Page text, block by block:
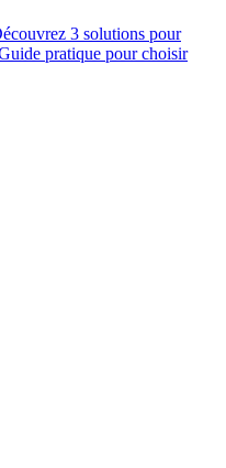
3 solutions pour
pratique pour choisir